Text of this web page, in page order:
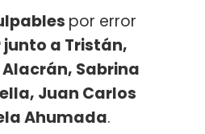
por error
junto a Tristán,
Sabrina
Juan Carlos
Ahumada.